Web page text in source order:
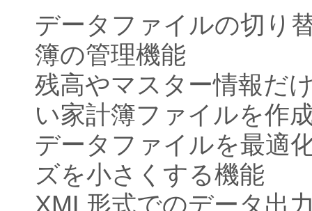
データファイルの切り
簿の管理機能
残高やマスター情報だ
い家計簿ファイルを作
データファイルを最適
ズを小さくする機能
XML形式でのデータ出